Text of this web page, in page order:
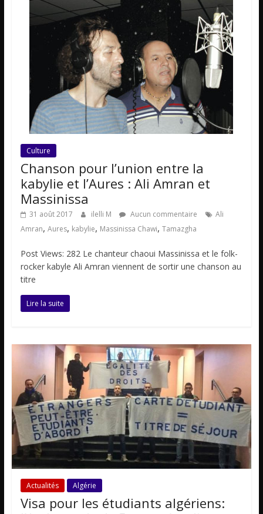
Culture
Chanson pour l’union entre la
kabylie et l’Aures : Ali Amran et
Massinissa
31 août 2017 ilelli M Aucun commentaire
Ali
Amran, Aures, kabylie, Massinissa Chawi, Tamazgha
Post Views: 282 Le chanteur chaoui Massinissa et le folk-
rocker kabyle Ali Amran viennent de sortir une chanson au
titre
Lire la suite
Actualités Algérie
Visa pour les étudiants algériens: